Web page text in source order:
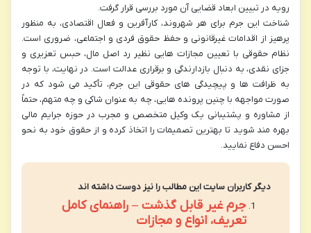
رویه در تبیین ابعاد قضایی آن مورد بررسی قرار گرفت.
شناخت این جرم برای هر شهروند، کارآفرین و فعال اقتصادی، به منظور
پرهیز از اقدامات غیرقانونی و حفظ حقوق فردی و اجتماعی، ضروری است.
نظام حقوقی با تعیین مجازات هایی نظیر رد اصل مال، حبس تعزیری و
جزای نقدی، به دنبال بازدارندگی و برقراری عدالت است. در نهایت، با توجه
به ظرافت ها و پیچیدگی های حقوقی این جرم، تأکید می شود که در
صورت مواجهه با چنین پرونده هایی، چه به عنوان شاکی و چه متهم، حتماً
از مشاوره و پشتیبانی یک وکیل متخصص و مجرب در حوزه جرایم مالی
بهره مند شوید تا بهترین تصمیمات را اتخاذ کرده و از حقوق خود به نحو
احسن دفاع نمایید.
دیگر کاربران سایت این مطالب را نیز دوست داشته اند
جرم غیر قابل گذشت – راهنمای کامل
تعریف، انواع و مجازات